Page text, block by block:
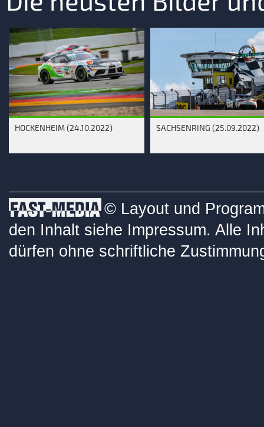
HOCKENHEIM (24.10.2022) SACHSENRING (25.09.2022)
© Layout und
den Inhalt siehe Impressum. Alle
dürfen ohne schriftliche